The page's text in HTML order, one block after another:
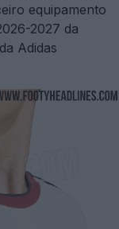
equipamento
2027 da
Adidas